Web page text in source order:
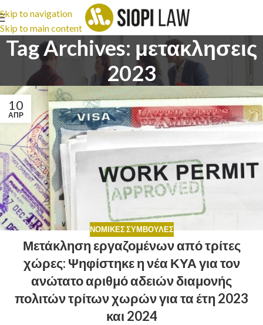
Skip to navigation
Skip to main content
Tag Archives: μετακλησεις
2023
10
ΑΠΡ
ΝΟΜΙΚΈΣ ΣΥΜΒΟΥΛΈΣ
Μετάκληση εργαζομένων από τρίτες
χώρες: Ψηφίστηκε η νέα ΚΥΑ για τον
ανώτατο αριθμό αδειών διαμονής
πολιτών τρίτων χωρών για τα έτη 2023
και 2024